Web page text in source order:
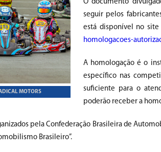
MOTORS
O documento
seguir pelos
está disponível no site
homologacoes-
A homologação é o
específico nas
suficiente para o
poderão receber a
pela Confederação Brasileira de
Brasileiro”.